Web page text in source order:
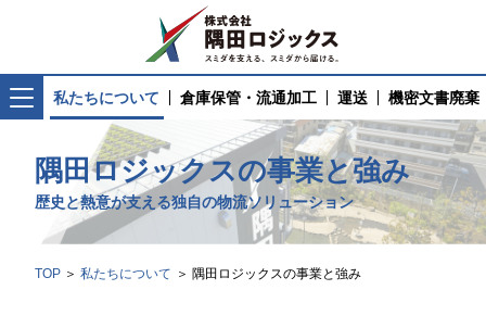
私たちについて
私たちについて
事業内容と強み
歴史と沿革
倉庫保管・流通加工
倉庫保管・流通加工
倉庫管理・定温倉庫
流通加工
運送
運送
運送・スポット便
トラック帰り便
機密文書廃棄
私たちについて
事業内容と強み
歴史と沿革
会社概要
隅田ロジックスの事業と強み
歴史と熱意が支える独自の物流ソリューション
TOP 私たちについて 隅田ロジックスの事業と強み